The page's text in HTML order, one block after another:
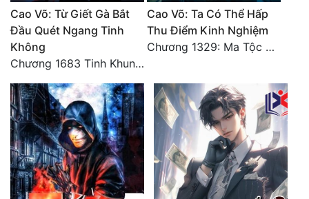
Truyện Nữ
Vô Địch Lưu
Xây Dựng Thế Lực
Đam Mỹ
Đẹp
Đẹp Hiệp
Tính Cách Nhân Vật :
Cao Võ: Từ Giết Gà Bắt
Đầu Quét Ngang Tinh
Không
Chương 1683 Tinh Khung Võ Thánh (Hết)
Cao Võ: Ta Có Thể Hấp
Thu Điểm Kinh Nghiệm
Chương 1329: Ma Tộc đại công chúa Thương Nguyệt